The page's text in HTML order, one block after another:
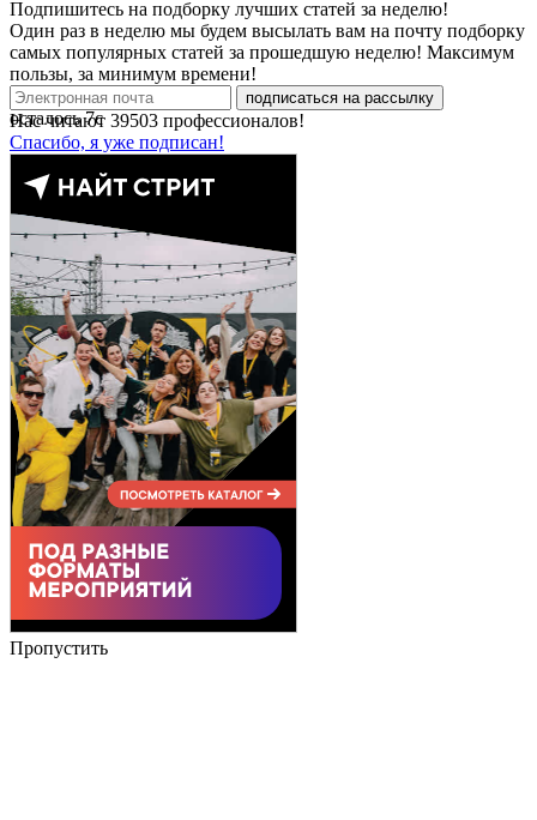
Подпишитесь на подборку лучших статей за неделю!
Один раз в неделю мы будем высылать вам на почту подборку
самых популярных статей за прошедшую неделю! Максимум
пользы, за минимум времени!
подписаться на рассылку
Нас читают 39503 профессионалов!
Спасибо, я уже подписан!
осталось7с
Пропустить